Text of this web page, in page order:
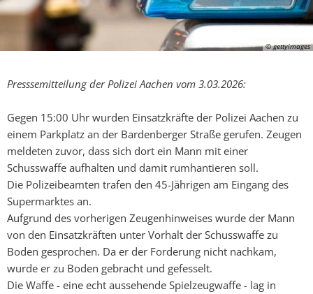
© gettyimages
Presssemitteilung der Polizei Aachen vom 3.03.2026:
Gegen 15:00 Uhr wurden Einsatzkräfte der Polizei Aachen zu
einem Parkplatz an der Bardenberger Straße gerufen. Zeugen
meldeten zuvor, dass sich dort ein Mann mit einer
Schusswaffe aufhalten und damit rumhantieren soll.
Die Polizeibeamten trafen den 45-Jährigen am Eingang des
Supermarktes an.
Aufgrund des vorherigen Zeugenhinweises wurde der Mann
von den Einsatzkräften unter Vorhalt der Schusswaffe zu
Boden gesprochen. Da er der Forderung nicht nachkam,
wurde er zu Boden gebracht und gefesselt.
Die Waffe - eine echt aussehende Spielzeugwaffe - lag in